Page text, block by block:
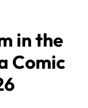
in the
Comic